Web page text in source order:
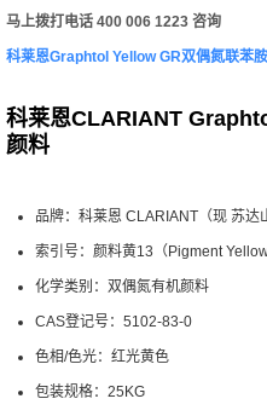
马上拨打电话 400 006 1223 咨询
科莱恩Graphtol Yellow GR双偶氮联苯
科莱恩CLARIANT
颜料
品牌：科莱恩 CLARIANT（现 苏达
索引号：颜料黄13（Pigment Yellow
化学类别：双偶氮有机颜料
CAS登记号：5102-83-0
色相/色光：红光黄色
包装规格：25KG